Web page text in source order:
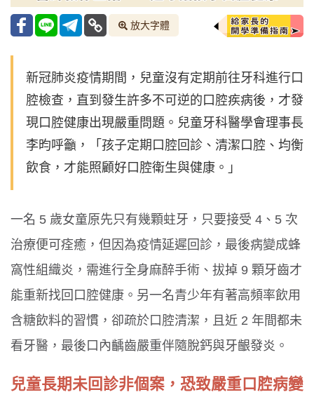
放大字體
新冠肺炎疫情期間，兒童沒有定期前往牙科進行口
腔檢查，直到發生許多不可逆的口腔疾病後，才發
現口腔健康出現嚴重問題。兒童牙科醫學會理事長
李昀呼籲，「孩子定期口腔回診、清潔口腔、均衡
飲食，才能照顧好口腔衛生與健康。」
一名 5 歲女童原先只有幾顆蛀牙，只要接受 4、5 次
治療便可痊癒，但因為疫情延遲回診，最後病變成蜂
窩性組織炎，需進行全身麻醉手術、拔掉 9 顆牙齒才
能重新找回口腔健康。另一名青少年有著高頻率飲用
含糖飲料的習慣，卻疏於口腔清潔，且近 2 年間都未
看牙醫，最後口內齲齒嚴重伴隨脫鈣與牙齦發炎。
兒童長期未回診非個案，恐致嚴重口腔病變